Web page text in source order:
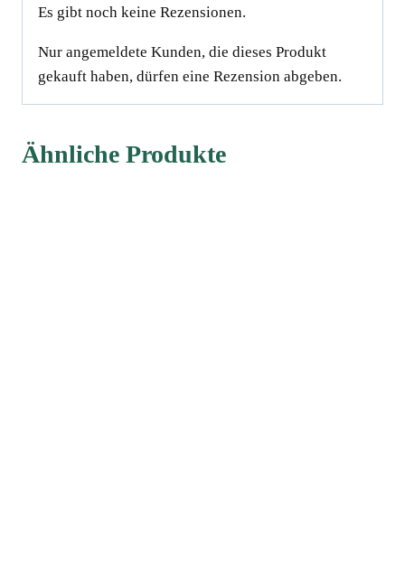
Es gibt noch keine Rezensionen.
Nur angemeldete Kunden, die dieses Produkt
gekauft haben, dürfen eine Rezension abgeben.
Ähnliche Produkte